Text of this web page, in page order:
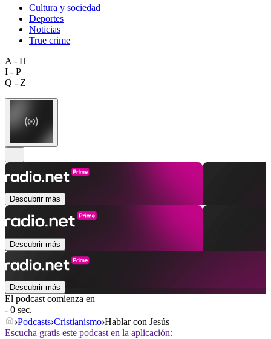
Cultura y sociedad
Deportes
Noticias
True crime
A - H
I - P
Q - Z
Descubrir más
Descubrir más
Descubrir más
El podcast comienza en
- 0 sec.
Podcasts Cristianismo Hablar con Jesús
Escucha gratis este podcast en la aplicación: